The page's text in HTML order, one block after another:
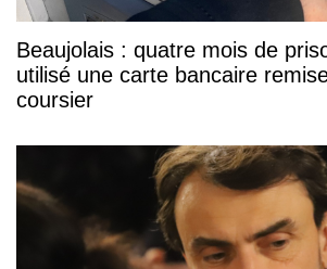
Beaujolais : quatre mois de
utilisé une carte bancaire
coursier